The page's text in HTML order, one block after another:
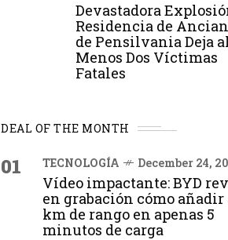
Devastadora
Residencia de
de Pensilvania Deja
Menos Dos Víctimas
Fatales
DEAL OF THE MONTH
01 TECNOLOGÍA December 24,
Vídeo impactante: BYD
en grabación cómo añadir
km de rango en apenas 5
minutos de carga